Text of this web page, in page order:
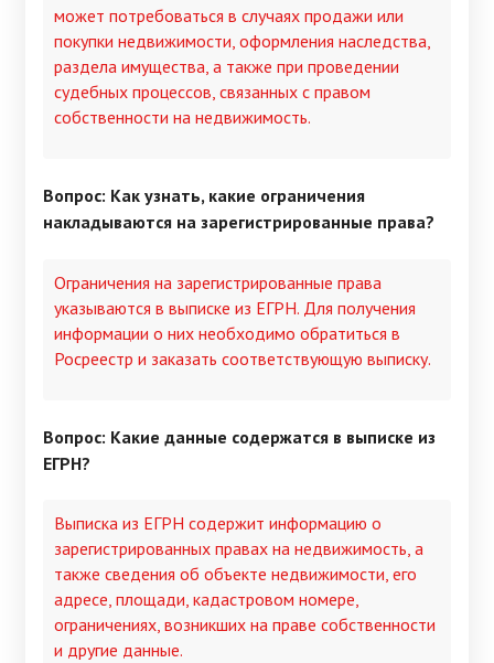
может потребоваться в случаях продажи или
покупки недвижимости, оформления наследства,
раздела имущества, а также при проведении
судебных процессов, связанных с правом
собственности на недвижимость.
Вопрос: Как узнать, какие ограничения
накладываются на зарегистрированные права?
Ограничения на зарегистрированные права
указываются в выписке из ЕГРН. Для получения
информации о них необходимо обратиться в
Росреестр и заказать соответствующую выписку.
Вопрос: Какие данные содержатся в выписке из
ЕГРН?
Выписка из ЕГРН содержит информацию о
зарегистрированных правах на недвижимость, а
также сведения об объекте недвижимости, его
адресе, площади, кадастровом номере,
ограничениях, возникших на праве собственности
и другие данные.